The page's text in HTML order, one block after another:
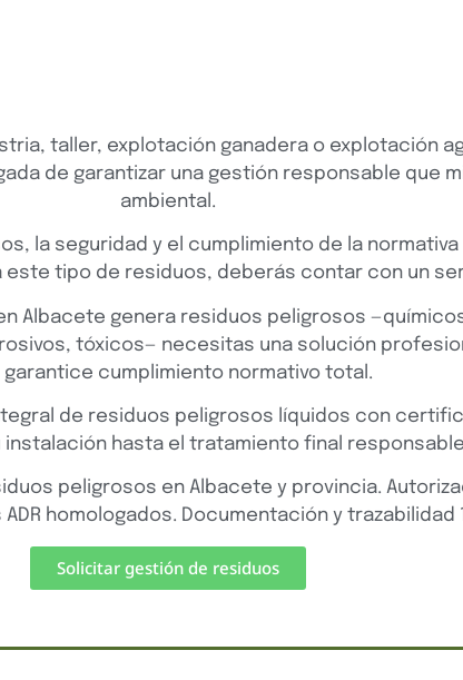
taller, explotación ganadera o explotación
de garantizar una gestión responsable que
ambiental.
la seguridad y el cumplimiento de la
este tipo de residuos, deberás contar con un
Albacete genera residuos peligrosos
tóxicos— necesitas una solución
garantice cumplimiento normativo total.
de residuos peligrosos líquidos con
instalación hasta el tratamiento final
peligrosos en Albacete y provincia.
homologados. Documentación y trazabilidad
Solicitar gestión de residuos